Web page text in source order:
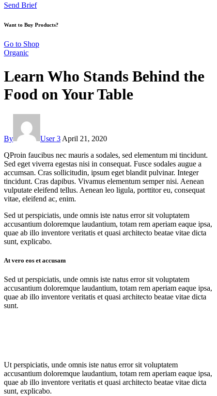
Send Brief
Want to Buy Products?
Go to Shop
Organic
Learn Who Stands Behind the
Food on Your Table
By User 3 April 21, 2020
QProin faucibus nec mauris a sodales, sed elementum mi tincidunt.
Sed eget viverra egestas nisi in consequat. Fusce sodales augue a
accumsan. Cras sollicitudin, ipsum eget blandit pulvinar. Integer
tincidunt. Cras dapibus. Vivamus elementum semper nisi. Aenean
vulputate eleifend tellus. Aenean leo ligula, porttitor eu, consequat
vitae, eleifend ac, enim.
Sed ut perspiciatis, unde omnis iste natus error sit voluptatem
accusantium doloremque laudantium, totam rem aperiam eaque ipsa,
quae ab illo inventore veritatis et quasi architecto beatae vitae dicta
sunt, explicabo.
At vero eos et accusam
Sed ut perspiciatis, unde omnis iste natus error sit voluptatem
accusantium doloremque laudantium, totam rem aperiam eaque ipsa,
quae ab illo inventore veritatis et quasi architecto beatae vitae dicta
sunt.
Ut perspiciatis, unde omnis iste natus error sit voluptatem
accusantium doloremque laudantium, totam rem aperiam eaque ipsa,
quae ab illo inventore veritatis et quasi architecto beatae vitae dicta
sunt, explicabo.